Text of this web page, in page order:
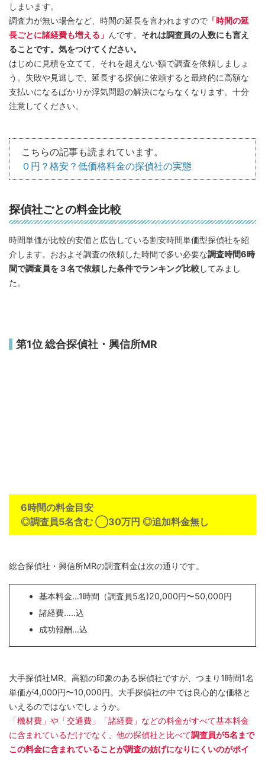
しまいます。
調査力が無い場合など、時間の延長を言われますので 「時間の延
長ごとに諸経費も増える」 んです。 それは調査員の人数にも言え
ることです。気をつけてください。
はじめに見積を立てて、それを超えない額で調査を依頼しましょ
う。失敗や見逃しで、延長する探偵に依頼すると最終的に高額な
支払いになるばかりか浮気問題の解決にならなくなります。十分
注意してください。
こちらの記事も読まれています。
０円？格安？低価格料金の探偵社の実態
探偵社ごとの料金比較
時間単価が比較的安価と広告している割安時間単価型探偵社を紹
介します。おおよそ調査の依頼した時間で多い必要な調査時間6時
間で調査員を３名で依頼した条件でランキング比較してみまし
た。
第1位 総合探偵社・興信所MR
6時間の料金目安
◎調査員5名含む ◯30万円 ◎追加料金無し
総合探偵社・興信所MRの調査料金は次の通りです。
基本料金…1時間（調査員5名)20,000円〜50,000円
諸経費…..込
成功報酬…込
大手探偵社MR。高額の印象のある探偵社ですが、つまり1時間1名
単価が4,000円〜10,000円。大手探偵社の中では良心的な価格と
いえるのではないでしょうか。
「機材費」や「交通費」「諸経費」などの料金がすべて基本料金
に含まれているだけでなく、他の探偵社と比べて調査員が5名まで
この料金に含まれていることが調査の妨げになりにくいのがポイ